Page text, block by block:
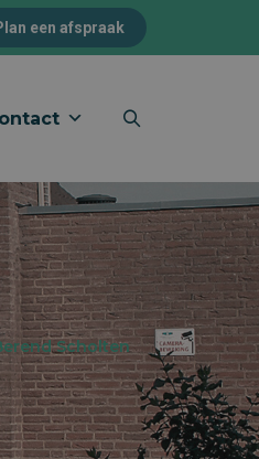
een afspraak
Scholten